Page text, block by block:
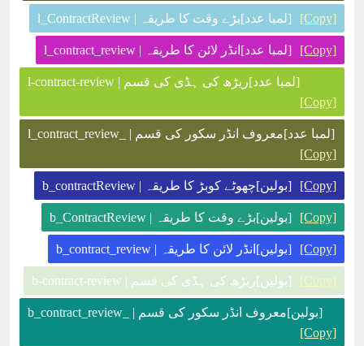
[لمبا عدد]بڑے وقت کا طریقہ | l_ContractReview [Copy]
[لمبا عدد]انڈر لائن کا طریقہ | l_contract_review [Copy]
[لمبا عدد]ریڑھ کی ہڈی کی قسم | l-contract-review
[Copy]
[لمبا عدد]معروف انڈر سکور کی قسم | _l_contract_review
[Copy]
[بولین]چھوٹے کوبڑ کا طریقہ | b_contractReview [Copy]
[بولین]بڑے وقت کا طریقہ | b_ContractReview [Copy]
[بولین]انڈر لائن کا طریقہ | b_contract_review [Copy]
[بولین]ریڑھ کی ہڈی کی قسم | b-contract-review [Copy]
[بولین]معروف انڈر سکور کی قسم | _b_contract_review
[Copy]